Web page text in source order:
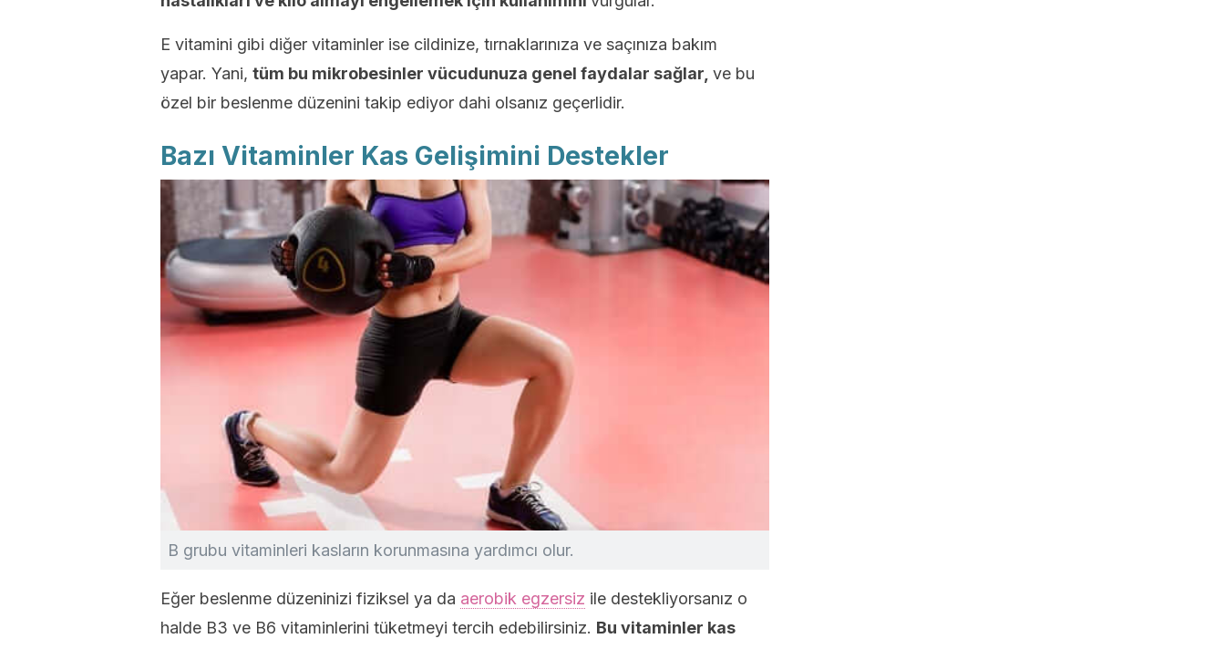
E vitamini gibi diğer vitaminler ise cildinize, tırnaklarınıza ve saçınıza bakım
yapar. Yani, tüm bu mikrobesinler vücudunuza genel faydalar sağlar, ve bu
özel bir beslenme düzenini takip ediyor dahi olsanız geçerlidir.
Bazı Vitaminler Kas Gelişimini Destekler
B grubu vitaminleri kasların korunmasına yardımcı olur.
Eğer beslenme düzeninizi fiziksel ya da aerobik egzersiz ile destekliyorsanız o
halde B3 ve B6 vitaminlerini tüketmeyi tercih edebilirsiniz. Bu vitaminler kas